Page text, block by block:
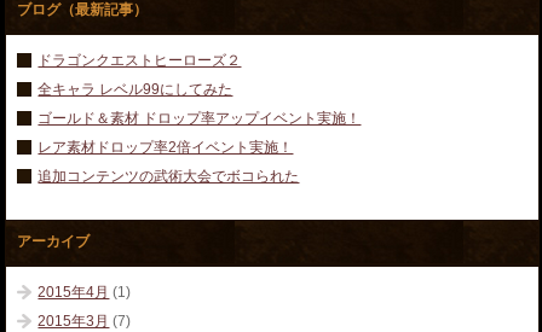
ブログ（最新記事）
ドラゴンクエストヒーローズ２
全キャラ レベル99にしてみた
ゴールド＆素材 ドロップ率アップイベント実施！
レア素材ドロップ率2倍イベント実施！
追加コンテンツの武術大会でボコられた
アーカイブ
2015年4月 (1)
2015年3月 (7)